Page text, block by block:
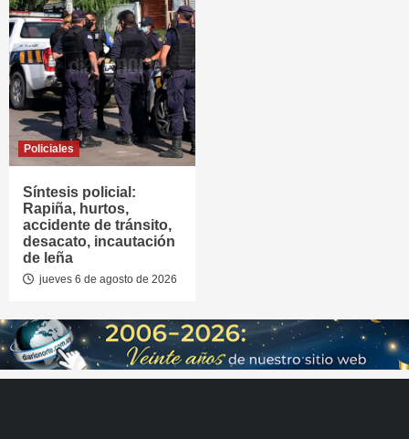
Policiales
Síntesis policial:
Rapiña, hurtos,
accidente de tránsito,
desacato, incautación
de leña
jueves 6 de agosto de 2026